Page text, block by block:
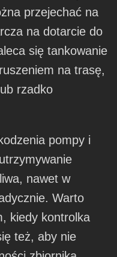
przejechać na
na dotarcie do
się tankowanie
na trasę,
rzadko
pompy i
nawet w
Warto
kiedy kontrolka
też, aby nie